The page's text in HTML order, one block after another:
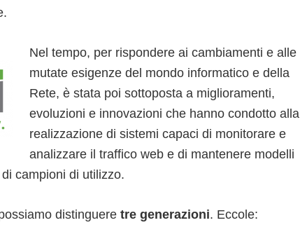
Nel tempo, per rispondere ai cambiamenti e alle
mutate esigenze del mondo informatico e della
Rete, è stata poi sottoposta a miglioramenti,
evoluzioni e innovazioni che hanno condotto alla
realizzazione di sistemi capaci di monitorare e
analizzare il traffico web e di mantenere modelli
campioni di utilizzo.
distinguere tre generazioni. Eccole: